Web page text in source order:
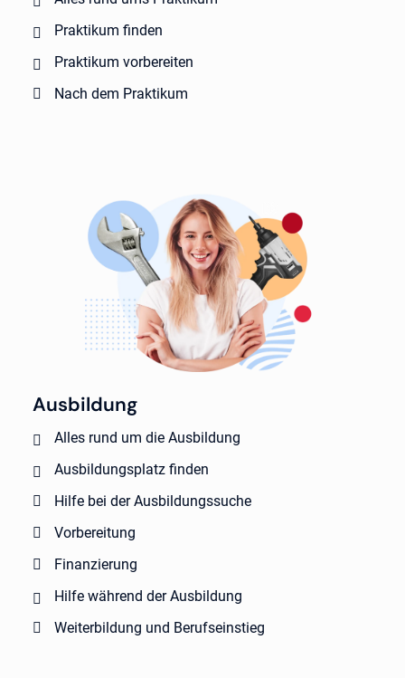
Praktikum finden
Praktikum vorbereiten
Nach dem Praktikum
Ausbildung
Alles rund um die Ausbildung
Ausbildungsplatz finden
Hilfe bei der Ausbildungssuche
Vorbereitung
Finanzierung
Hilfe während der Ausbildung
Weiterbildung und Berufseinstieg